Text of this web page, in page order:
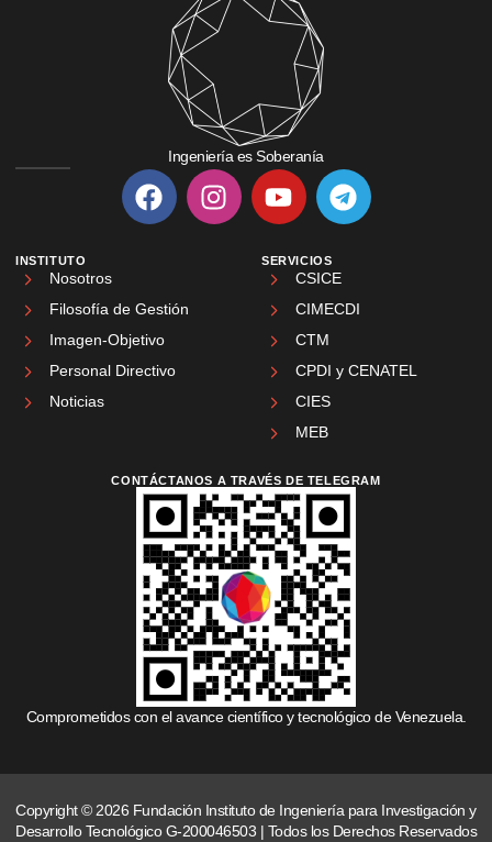
Ingeniería es Soberanía
INSTITUTO
Nosotros
Filosofía de Gestión
Imagen-Objetivo
Personal Directivo
Noticias
SERVICIOS
CSICE
CIMECDI
CTM
CPDI y CENATEL
CIES
MEB
CONTÁCTANOS A TRAVÉS DE TELEGRAM
Comprometidos con el avance científico y tecnológico de Venezuela.
Copyright © 2026 Fundación Instituto de Ingeniería para Investigación y
Desarrollo Tecnológico G-200046503 | Todos los Derechos Reservados